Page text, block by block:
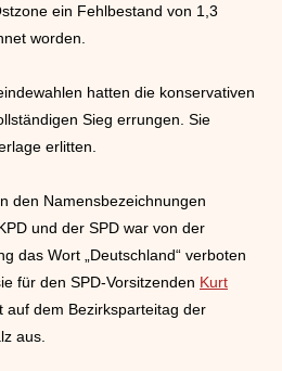
ein Fehlbestand von 1,3
worden.
hatten die konservativen
Sieg errungen. Sie
erlitten.
den Namensbezeichnungen
und der SPD war von der
das Wort „Deutschland“ verboten
für den SPD-Vorsitzenden Kurt
auf dem Bezirksparteitag der
aus.